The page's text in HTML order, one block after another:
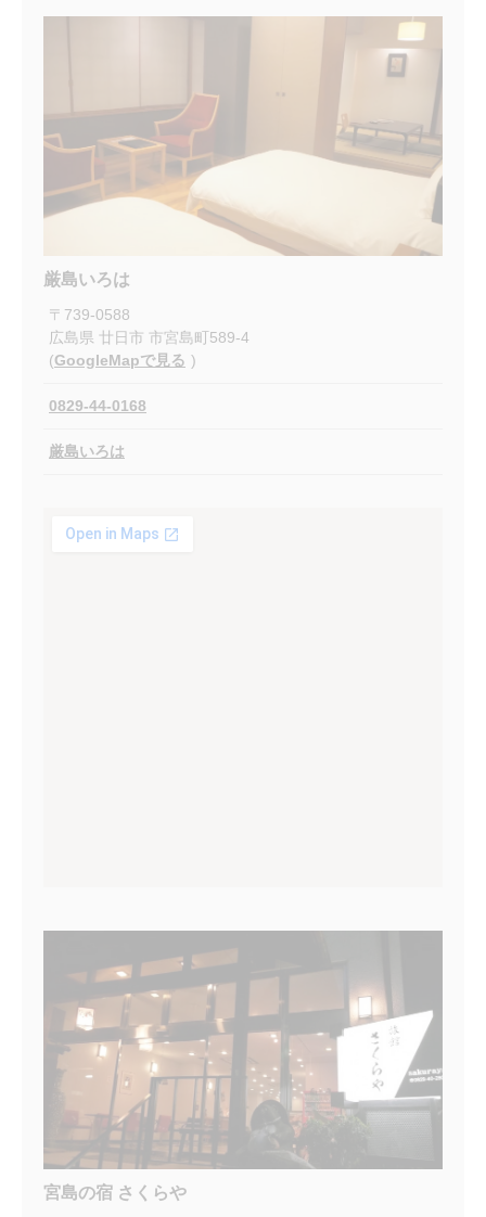
厳島いろは
〒 739-0588
広島県 廿日市 市宮島町589-4
(GoogleMapで見る )
0829-44-0168
厳島いろは
宮島の宿 さくらや